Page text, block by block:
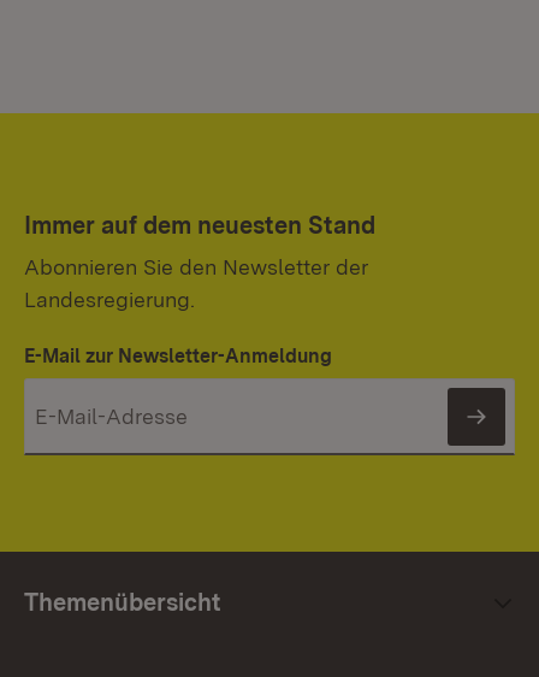
Immer auf dem neuesten Stand
Abonnieren Sie den Newsletter der
Landesregierung.
E-Mail zur Newsletter-Anmeldung
Themenübersicht